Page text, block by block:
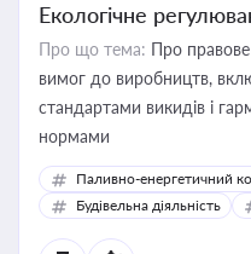
Екологічне
Про що тема: Про
вимог до виробництв,
стандартами викидів і
нормами
Паливно-енергетичний
Будівельна діяльність